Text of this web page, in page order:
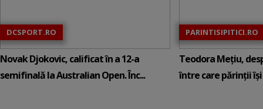
DCSPORT.RO
Novak Djokovic, calificat în a 12-a
semifinală la Australian Open. Înc...
PARINTISIPITICI.RO
Teodora Mețiu,
între care părinții își